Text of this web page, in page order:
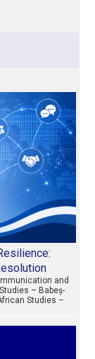
and
– Babeș-
Studies –